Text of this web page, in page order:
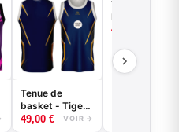
Tenue de
basket - Tiger -
B.EASE
49,00 € VOIR →
Tenue de
basket - Griffe
- B.EASE
49,00